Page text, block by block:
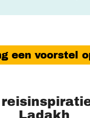
een voorstel
Ladakh